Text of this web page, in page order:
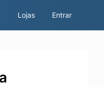
Lojas Entrar